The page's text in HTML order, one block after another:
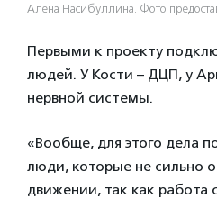
Алена Насибуллина. Фото
Первыми к проекту
людей. У Кости – ДЦП, у
нервной системы.
«Вообще, для этого дела
люди, которые не сильно
движении, так как работа